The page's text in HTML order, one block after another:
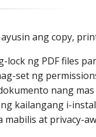
ang copy,
ng PDF files
set ng
nang
kailangang i-
at privacy-